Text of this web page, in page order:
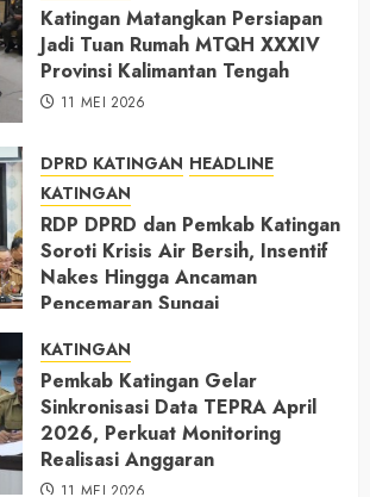
Katingan Matangkan Persiapan
Jadi Tuan Rumah MTQH XXXIV
Provinsi Kalimantan Tengah
11 MEI 2026
DPRD KATINGAN HEADLINE
KATINGAN
RDP DPRD dan Pemkab Katingan
Soroti Krisis Air Bersih, Insentif
Nakes Hingga Ancaman
Pencemaran Sungai
KATINGAN
Pemkab Katingan Gelar
Sinkronisasi Data TEPRA April
2026, Perkuat Monitoring
Realisasi Anggaran
11 MEI 2026